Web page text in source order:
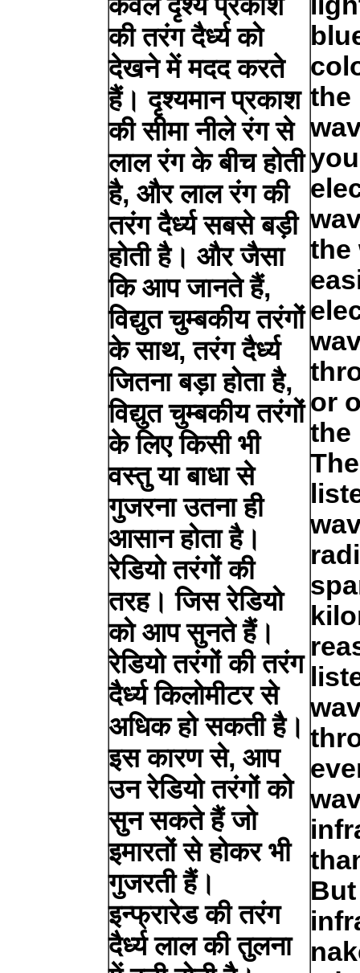
केवल दृश्य प्रकाश
की तरंग दैर्ध्य को
देखने में मदद करते
हैं। दृश्यमान प्रकाश
की सीमा नीले रंग से
लाल रंग के बीच होती
है, और लाल रंग की
तरंग दैर्ध्य सबसे बड़ी
होती है। और जैसा
कि आप जानते हैं,
विद्युत चुम्बकीय तरंगों
के साथ, तरंग दैर्ध्य
जितना बड़ा होता है,
विद्युत चुम्बकीय तरंगों
के लिए किसी भी
वस्तु या बाधा से
गुजरना उतना ही
आसान होता है।
रेडियो तरंगों की
तरह। जिस रेडियो
को आप सुनते हैं।
रेडियो तरंगों की तरंग
दैर्ध्य किलोमीटर से
अधिक हो सकती है।
इस कारण से, आप
उन रेडियो तरंगों को
सुन सकते हैं जो
इमारतों से होकर भी
गुजरती हैं।
इन्फ्रारेड की तरंग
दैर्ध्य लाल की तुलना
the
the
or
the
But